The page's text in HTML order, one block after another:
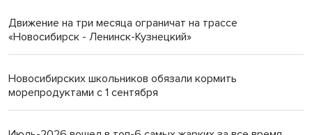
Движение на три месяца ограничат на трассе
«Новосибирск - Ленинск-Кузнецкий»
Новосибирских школьников обязали кормить
морепродуктами с 1 сентября